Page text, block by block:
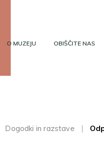
O MUZEJU OBIŠČITE NAS
Dogodki in razstave